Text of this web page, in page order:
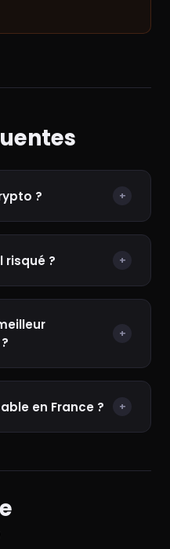
? +
risqué ? +
+
en France ? +